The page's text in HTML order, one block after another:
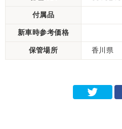
付属品
新車時参考価格
保管場所 香川県